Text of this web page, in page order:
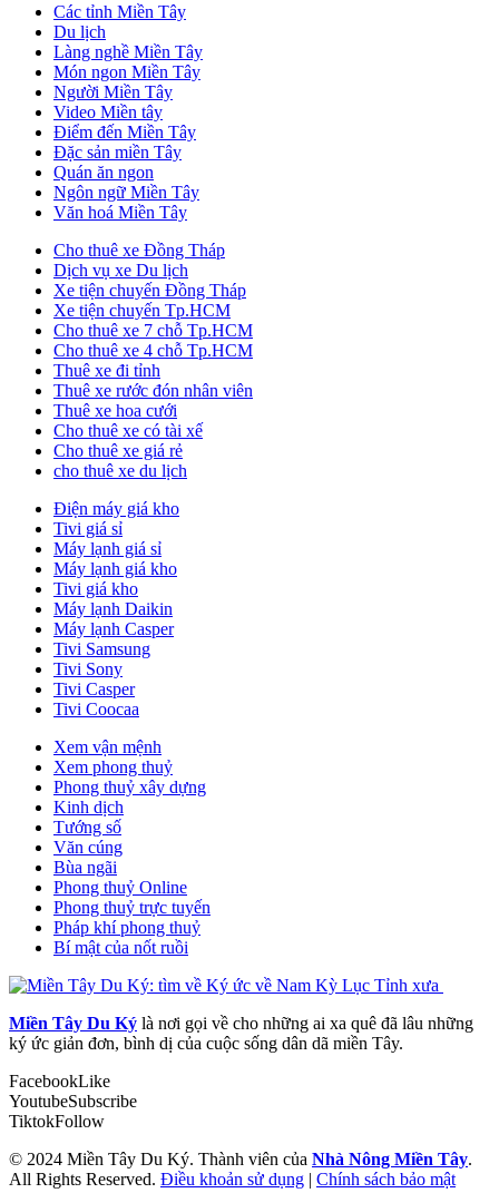
Các tỉnh Miền Tây
Du lịch
Làng nghề Miền Tây
Món ngon Miền Tây
Người Miền Tây
Video Miền tây
Điểm đến Miền Tây
Đặc sản miền Tây
Quán ăn ngon
Ngôn ngữ Miền Tây
Văn hoá Miền Tây
Cho thuê xe Đồng Tháp
Dịch vụ xe Du lịch
Xe tiện chuyến Đồng Tháp
Xe tiện chuyến Tp.HCM
Cho thuê xe 7 chỗ Tp.HCM
Cho thuê xe 4 chỗ Tp.HCM
Thuê xe đi tỉnh
Thuê xe rước đón nhân viên
Thuê xe hoa cưới
Cho thuê xe có tài xế
Cho thuê xe giá rẻ
cho thuê xe du lịch
Điện máy giá kho
Tivi giá sỉ
Máy lạnh giá sỉ
Máy lạnh giá kho
Tivi giá kho
Máy lạnh Daikin
Máy lạnh Casper
Tivi Samsung
Tivi Sony
Tivi Casper
Tivi Coocaa
Xem vận mệnh
Xem phong thuỷ
Phong thuỷ xây dựng
Kinh dịch
Tướng số
Văn cúng
Bùa ngãi
Phong thuỷ Online
Phong thuỷ trực tuyến
Pháp khí phong thuỷ
Bí mật của nốt ruồi
Miền Tây Du Ký là nơi gọi về cho những ai xa quê đã lâu những
ký ức giản đơn, bình dị của cuộc sống dân dã miền Tây.
FacebookLike
YoutubeSubscribe
TiktokFollow
© 2024 Miền Tây Du Ký. Thành viên của Nhà Nông Miền Tây.
All Rights Reserved. Điều khoản sử dụng | Chính sách bảo mật